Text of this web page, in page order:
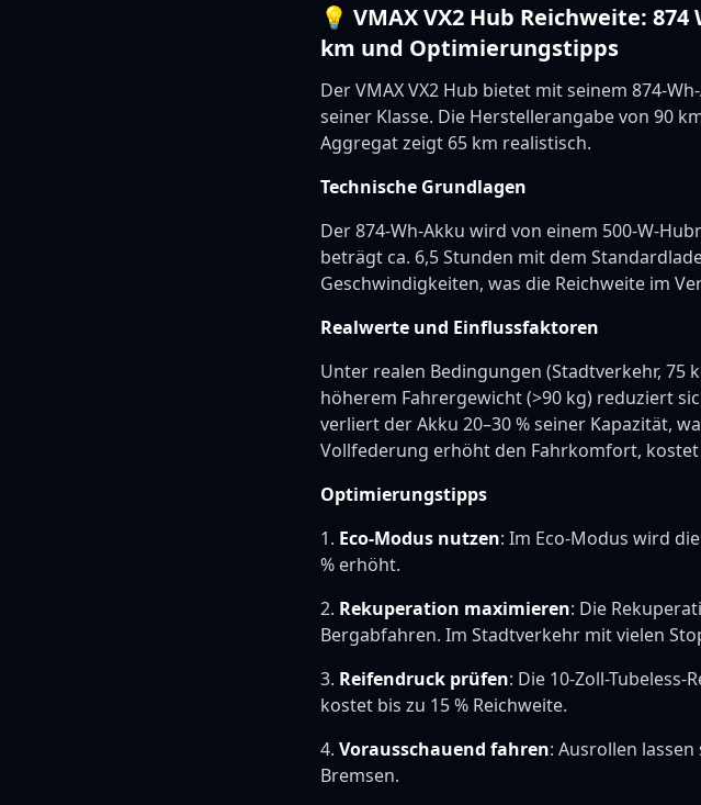
💡 VMAX VX2 Hub Reichweite:
km und Optimierungstipps
Der VMAX VX2 Hub bietet mit seinem 874-
seiner Klasse. Die Herstellerangabe von 90
Aggregat zeigt 65 km realistisch.
Technische Grundlagen
Der 874-Wh-Akku wird von einem 500-W-
beträgt ca. 6,5 Stunden mit dem
Geschwindigkeiten, was die Reichweite im
Realwerte und Einflussfaktoren
Unter realen Bedingungen (Stadtverkehr, 75
höherem Fahrergewicht (>90 kg) reduziert
verliert der Akku 20–30 % seiner Kapazität,
Vollfederung erhöht den Fahrkomfort, kostet
Optimierungstipps
1. Eco-Modus nutzen: Im Eco-Modus wird
% erhöht.
2. Rekuperation maximieren: Die
Bergabfahren. Im Stadtverkehr mit vielen
3. Reifendruck prüfen: Die 10-Zoll-
kostet bis zu 15 % Reichweite.
4. Vorausschauend fahren: Ausrollen
Bremsen.